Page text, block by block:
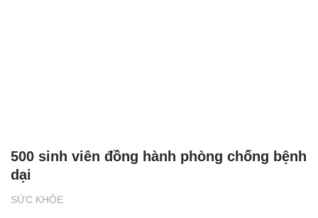
SỨC KHỎE
500 sinh viên đồng hành phòng chống bệnh
dại